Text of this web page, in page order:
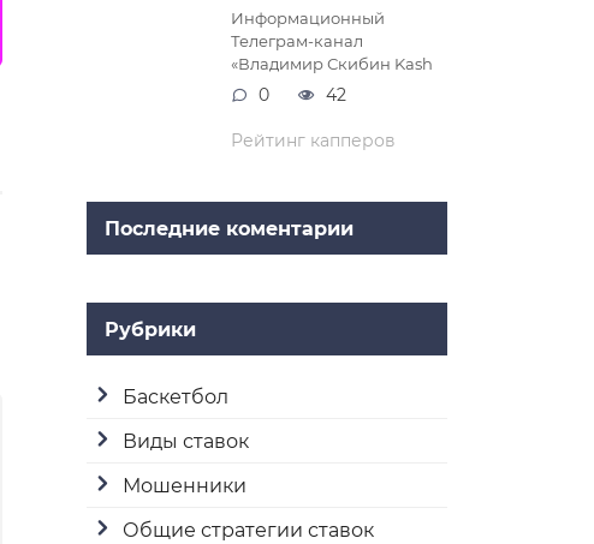
Информационный
Телеграм-канал
«Владимир Скибин Kash
0 42
Рейтинг капперов
Последние коментарии
Рубрики
Баскетбол
Виды ставок
Мошенники
Общие стратегии ставок